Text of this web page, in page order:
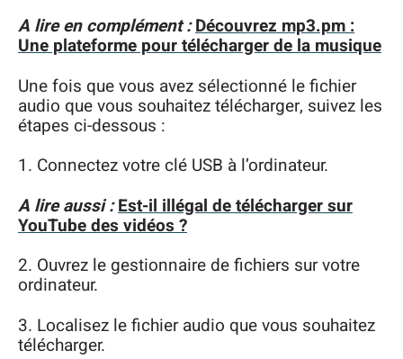
A lire en complément :Découvrez mp3.pm :
Une plateforme pour télécharger de la musique
Une fois que vous avez sélectionné le fichier
audio que vous souhaitez télécharger, suivez les
étapes ci-dessous :
1. Connectez votre clé USB à l’ordinateur.
A lire aussi : Est-il illégal de télécharger sur
YouTube des vidéos ?
2. Ouvrez le gestionnaire de fichiers sur votre
ordinateur.
3. Localisez le fichier audio que vous souhaitez
télécharger.